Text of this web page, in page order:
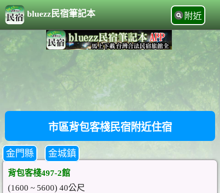
bluezz民宿筆記本 附近
市區背包客棧民宿附近住宿
金門縣 金城鎮
背包客棧497-2館
(1600 ~ 5600) 40公尺